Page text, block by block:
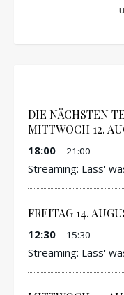
DIE NÄCHSTEN
MITTWOCH 12.
18:00 – 21:00
Streaming: Lass'
FREITAG 14.
12:30 – 15:30
Streaming: Lass'